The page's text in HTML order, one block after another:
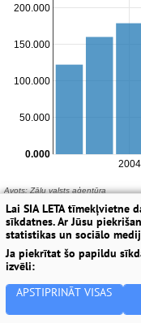
Lai SIA LETA tīmekļvietne
sīkdatnes. Ar Jūsu
statistikas un sociālo
Ja piekrītat šo papildu
izvēli:
APSTIPRINĀT VISAS